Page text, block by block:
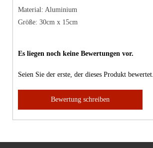
Material: Aluminium
Größe: 30cm x 15cm
Es liegen noch keine Bewertungen vor.
Seien Sie der erste, der dieses Produkt
Bewertung schreiben